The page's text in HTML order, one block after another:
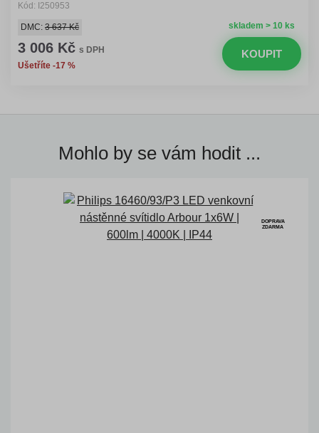
Kód: I250953
skladem > 10 ks
DMC: 3 637 Kč
3 006 Kč s DPH
Ušetříte -17 %
KOUPIT
Mohlo by se vám hodit ...
DOPRAVA
ZDARMA